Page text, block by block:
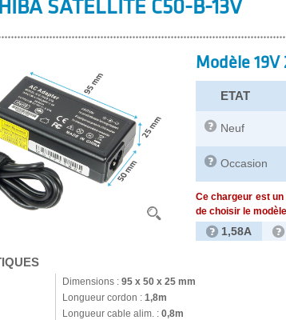
SATELLITE C50-B-13V
Modèle 19V
ETAT
Neuf
Occasion
Ce chargeur est
de choisir le
1,58A
Dimensions : 95 x 50 x 25 mm
Longueur cordon : 1,8m
Longueur cable alim. : 0,8m